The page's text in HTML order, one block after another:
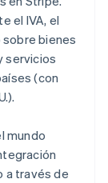
el IVA, el
bienes
servicios
(con
mundo
a través de